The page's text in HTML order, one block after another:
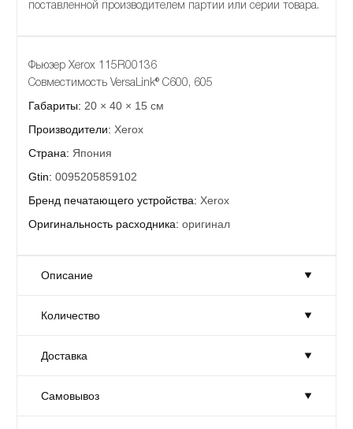
поставленной производителем партии или серии товара.
Фьюзер Xerox 115R00136
Совместимость VersaLink® C600, 605
Габариты: 20 × 40 × 15 см
Производители: Xerox
Страна: Япония
Gtin: 0095205859102
Бренд печатающего устройства: Xerox
Оригинальность расходника: оригинал
Описание
Фьюзер Xerox 115R00136
Габариты: 20 × 40 × 15 см
Количество
Количество:
Доставка
Доставка:На завтра
Самовывоз